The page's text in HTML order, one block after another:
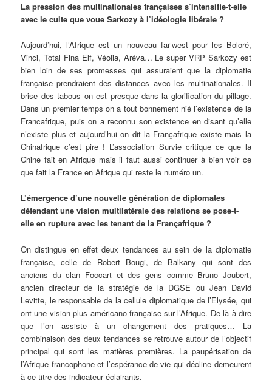
La pression des multinationales françaises s’intensifie-t-elle
avec le culte que voue Sarkozy à l’idéologie libérale ?
Aujourd’hui, l’Afrique est un nouveau far-west pour les Boloré,
Vinci, Total Fina Elf, Véolia, Aréva… Le super VRP Sarkozy est
bien loin de ses promesses qui assuraient que la diplomatie
française prendraient des distances avec les multinationales. Il
brise des tabous on est presque dans la glorification du pillage.
Dans un premier temps on a tout bonnement nié l’existence de la
Francafrique, puis on a reconnu son existence en disant qu’elle
n’existe plus et aujourd’hui on dit la Françafrique existe mais la
Chinafrique c’est pire ! L’association Survie critique ce que la
Chine fait en Afrique mais il faut aussi continuer à bien voir ce
que fait la France en Afrique qui reste le numéro un.
L’émergence d’une nouvelle génération de diplomates
défendant une vision multilatérale des relations se pose-t-
elle en rupture avec les tenant de la Françafrique ?
On distingue en effet deux tendances au sein de la diplomatie
française, celle de Robert Bougi, de Balkany qui sont des
anciens du clan Foccart et des gens comme Bruno Joubert,
ancien directeur de la stratégie de la DGSE ou Jean David
Levitte, le responsable de la cellule diplomatique de l’Elysée, qui
ont une vision plus américano-française sur l’Afrique. De là à dire
que l’on assiste à un changement des pratiques… La
combinaison des deux tendances se retrouve autour de l’objectif
principal qui sont les matières premières. La paupérisation de
l’Afrique francophone et l’espérance de vie qui décline demeurent
à ce titre des indicateur éclairants.